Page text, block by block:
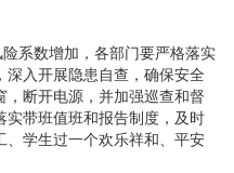
系数增加，各部门要严格落实
入开展隐患自查，确保安全
断开电源，并加强巡查和督
带班值班和报告制度，及时
学生过一个欢乐祥和、平安